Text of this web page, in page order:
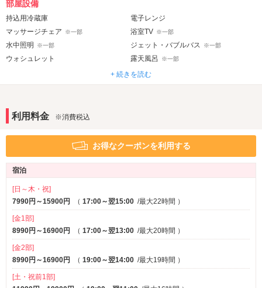
部屋設備
持込用冷蔵庫
電子レンジ
マッサージチェア
※一部 浴室TV ※一部
水中照明 ※一部 ジェット・バブルバス ※一部
ウォシュレット 露天風呂 ※一部
ホームシアター
VOD
コスプレ
部屋タイプ
テラス ※一部
サービス
ルームサービス
+ 続きを読む
利用料金 ※消費税込
お得なクーポンを利用する
宿泊
[日～木・祝]
7990円～15900円
（ 17:00～翌15:00 /最大22時間 ）
[金1部]
8990円～16900円
（ 17:00～翌13:00 /最大20時間 ）
[金2部]
8990円～16900円
（ 19:00～翌14:00 /最大19時間 ）
[土・祝前1部]